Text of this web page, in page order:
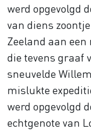
werd opgevolgd
van diens
Zeeland aan een
die tevens graaf
sneuvelde
mislukte
werd opgevolgd
echtgenote van